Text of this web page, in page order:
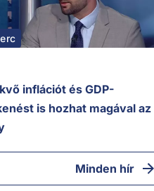
inflációt és GDP-
is hozhat magával az
Minden hír